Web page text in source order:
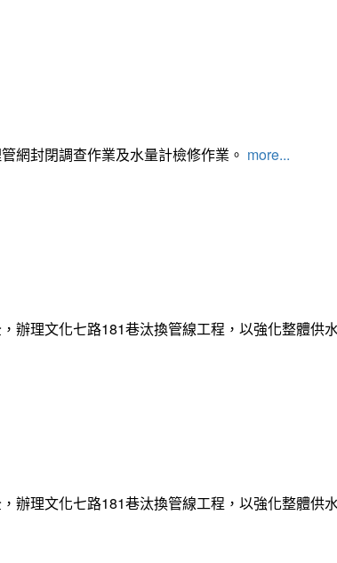
網封閉調查作業及水量計檢修作業。 more...
辦理文化七路181巷汰換管線工程，以強化整體供
辦理文化七路181巷汰換管線工程，以強化整體供